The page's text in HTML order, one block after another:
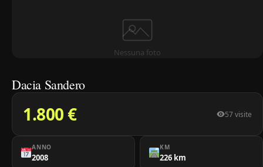
Nessuna foto
Dacia Sandero
1.800 € 57 visite
ANNO
2008
KM
226 km